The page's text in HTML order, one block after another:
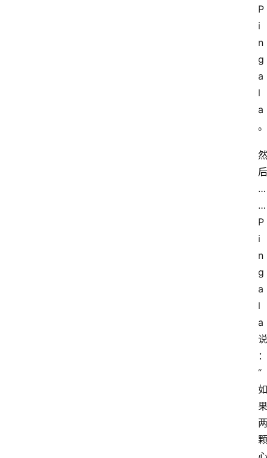
P
i
n
g
a
l
a
。
然
后
…
…
P
i
n
g
a
l
a
说
：
“
如
果
两
颗